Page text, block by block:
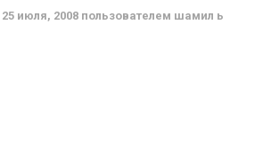
25 июля, 2008 пользователем шамил ь